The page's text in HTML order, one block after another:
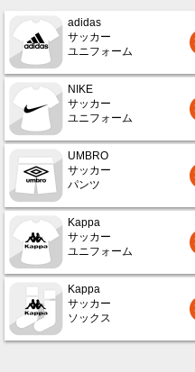
adidas
サッカー
ユニフォーム
NIKE
サッカー
ユニフォーム
UMBRO
サッカー
パンツ
Kappa
サッカー
ユニフォーム
Kappa
サッカー
ソックス